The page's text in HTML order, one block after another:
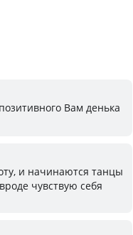
Вам денька
и начинаются танцы
чувствую себя